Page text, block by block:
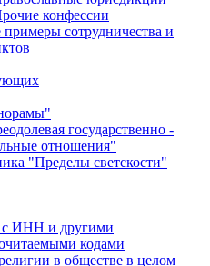
конфессии
примеры сотрудничества и
государственно -
отношения"
"Пределы светскости"
с ИНН и другими
кодами
в обществе в целом